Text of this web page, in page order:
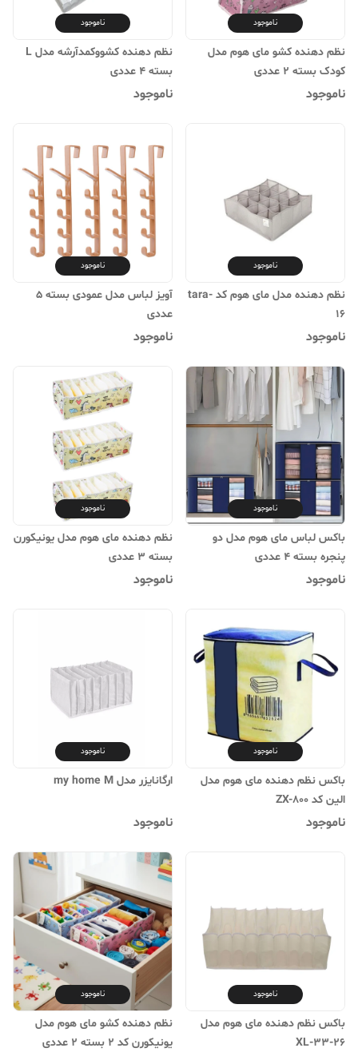
ناموجود
نظم دهنده کشو مای هوم مدل
کودک بسته 2 عددی
ناموجود
ناموجود
نظم دهنده کشووکمدآرشه مدل L
بسته 4 عددی
ناموجود
ناموجود
نظم دهنده مدل مای هوم کد tara-
16
ناموجود
ناموجود
آویز لباس مدل عمودی بسته 5
عددی
ناموجود
ناموجود
باکس لباس مای هوم مدل دو
پنجره بسته 4 عددی
ناموجود
ناموجود
نظم دهنده مای هوم مدل یونیکورن
بسته 3 عددی
ناموجود
ناموجود
باکس نظم دهنده مای هوم مدل
الین کد ZX-800
ناموجود
ناموجود
ارگانایزر مدل my home M
ناموجود
ناموجود
باکس نظم دهنده مای هوم مدل
XL-33-26
ناموجود
نظم دهنده کشو مای هوم مدل
یونیکورن کد 2 بسته 2 عددی